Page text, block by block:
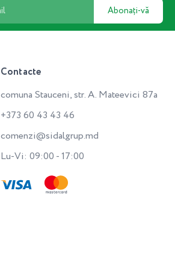
Abonați-vă
Contacte
comuna Stauceni, str. A. Mateevici 87a
+373 60 43 43 46
comenzi@sidalgrup.md
Lu-Vi: 09:00 - 17:00